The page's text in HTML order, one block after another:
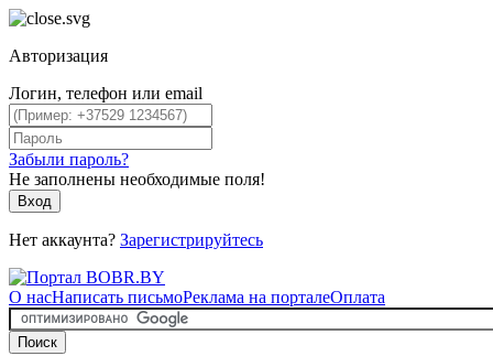
Авторизация
Логин, телефон или email
Забыли пароль?
Не заполнены необходимые поля!
Вход
Нет аккаунта? Зарегистрируйтесь
О насНаписать письмоРеклама на порталеОплата
Поиск